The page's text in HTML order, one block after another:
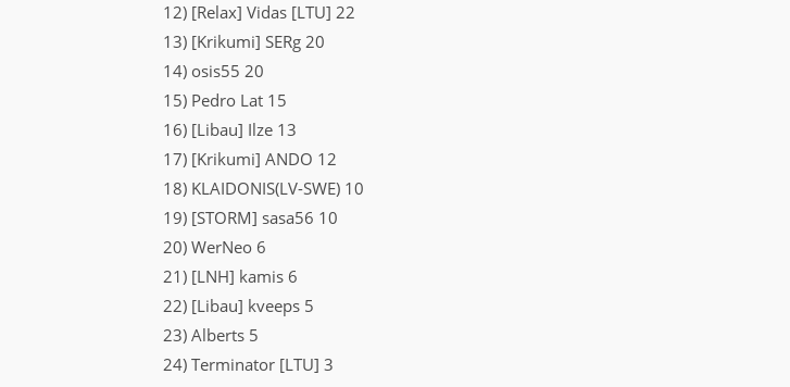
12) [Relax] Vidas [LTU] 22
13) [Krikumi] SERg 20
14) osis55 20
15) Pedro Lat 15
16) [Libau] Ilze 13
17) [Krikumi] ANDO 12
18) KLAIDONIS(LV-SWE) 10
19) [STORM] sasa56 10
20) WerNeo 6
21) [LNH] kamis 6
22) [Libau] kveeps 5
23) Alberts 5
24) Terminator [LTU] 3